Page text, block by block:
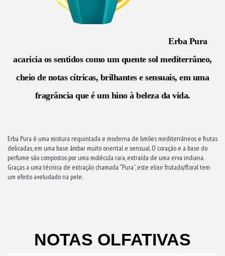
Erba Pura
acaricia os sentidos como um quente sol mediterrâneo,
cheio de notas cítricas, brilhantes e sensuais, em uma
fragrância que é um hino à beleza da vida.
Erba Pura é uma mistura requintada e moderna de limões mediterrâneos e frutas
delicadas, em uma base âmbar muito oriental e sensual. O coração e a base do
perfume são compostos por uma molécula rara, extraída de uma erva indiana.
Graças a uma técnica de extração chamada “Pura”, este elixir frutado/floral tem
um efeito aveludado na pele.
NOTAS OLFATIVAS